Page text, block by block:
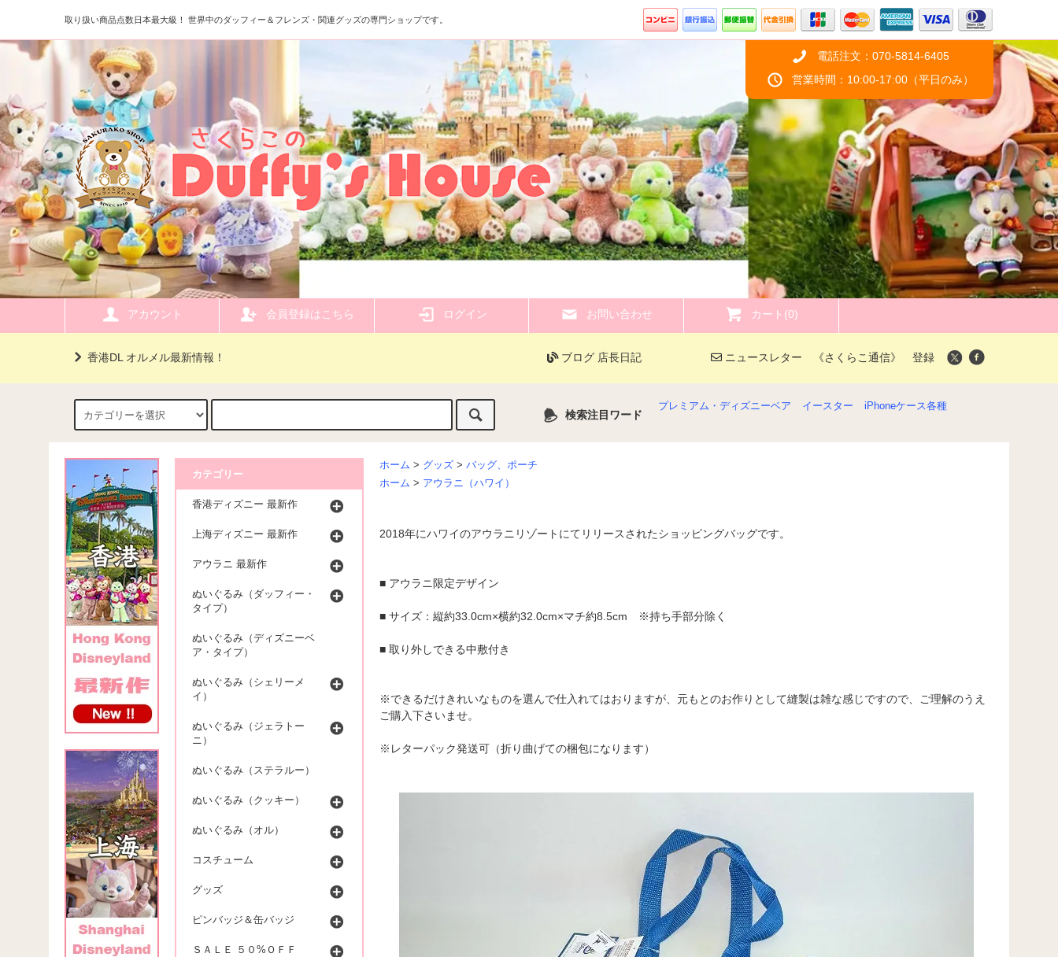
取り扱い商品点数日本最大級！ 世界中のダッフィー＆フレンズ・関連グッズの専門ショップです。
電話注文：070-5814-6405
営業時間：10:00-17:00（平日のみ）
アカウント 会員登録はこちら ログイン お問い合わせ カート(0)
香港DL オルメル最新情報！ ブログ 店長日記 ニュースレター 《さくらこ通信》 登録
検索注目ワード
プレミアム・ディズニーベア イースター iPhoneケース各種
ホーム > グッズ > バッグ、ポーチ
ホーム > アウラニ（ハワイ）
2018年にハワイのアウラニリゾートにてリリースされたショッピングバッグです。
■ アウラニ限定デザイン
■ サイズ：縦約33.0cm×横約32.0cm×マチ約8.5cm ※持ち手部分除く
■ 取り外しできる中敷付き
※できるだけきれいなものを選んで仕入れてはおりますが、元もとのお作りとして縫製は雑な感じですので、ご理解のうえ
ご購入下さいませ。
※レターパック発送可（折り曲げての梱包になります）
カテゴリー
香港ディズニー 最新作
上海ディズニー 最新作
アウラニ 最新作
ぬいぐるみ（ダッフィー・
タイプ）
ぬいぐるみ（ディズニーベ
ア・タイプ）
ぬいぐるみ（シェリーメ
イ）
ぬいぐるみ（ジェラトー
ニ）
ぬいぐるみ（ステラルー）
ぬいぐるみ（クッキー）
ぬいぐるみ（オル）
コスチューム
グッズ
ピンバッジ＆缶バッジ
ＳＡＬＥ ５０%ＯＦＦ